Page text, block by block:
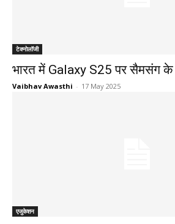
टेक्नोलॉजी
भारत में Galaxy S25 पर सैमसंग
Vaibhav Awasthi - 17 May 2025
एजुकेशन